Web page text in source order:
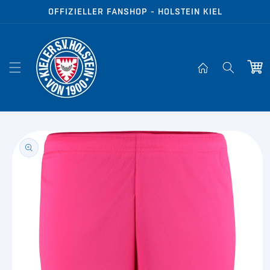
Direkt zumOFFIZIELLER FANSHOP - HOLSTEIN KIEL